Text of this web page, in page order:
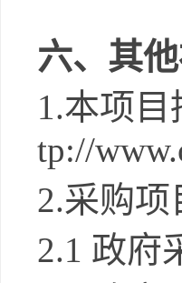
六、其
1.本项目
tp://
2.采购项
2.1 政府